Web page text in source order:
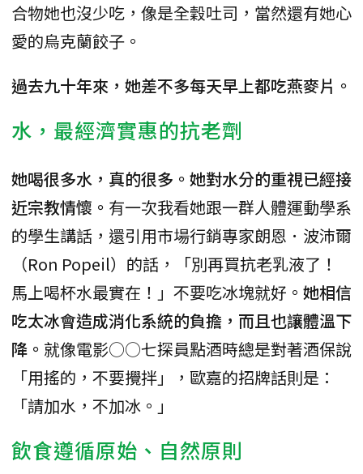
合物她也沒少吃，像是全穀吐司，當然還有她心
愛的烏克蘭餃子。
過去九十年來，她差不多每天早上都吃燕麥片。
水，最經濟實惠的抗老劑
她喝很多水，真的很多。她對水分的重視已經接
近宗教情懷。 有一次我看她跟一群人體運動學系
的學生講話，還引用市場行銷專家朗恩．波沛爾
（Ron Popeil）的話，「別再買抗老乳液了！
馬上喝杯水最實在！」不要吃冰塊就好。 她相信
吃太冰會造成消化系統的負擔，而且也讓體溫下
降。 就像電影○○七探員點酒時總是對著酒保說
「用搖的，不要攪拌」，歐嘉的招牌話則是：
「請加水，不加冰。」
飲食遵循原始、自然原則